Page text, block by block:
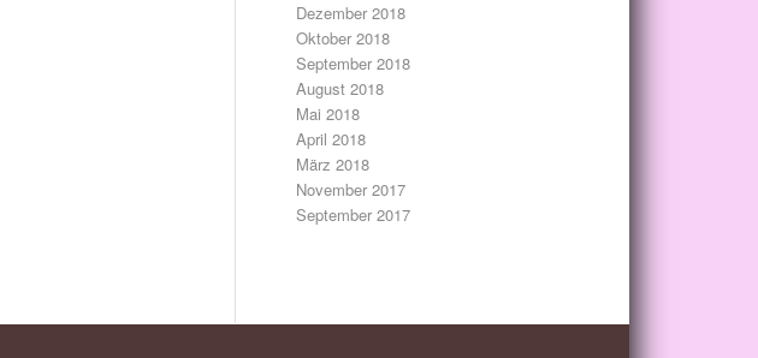
Dezember 2018
Oktober 2018
September 2018
August 2018
Mai 2018
April 2018
März 2018
November 2017
September 2017